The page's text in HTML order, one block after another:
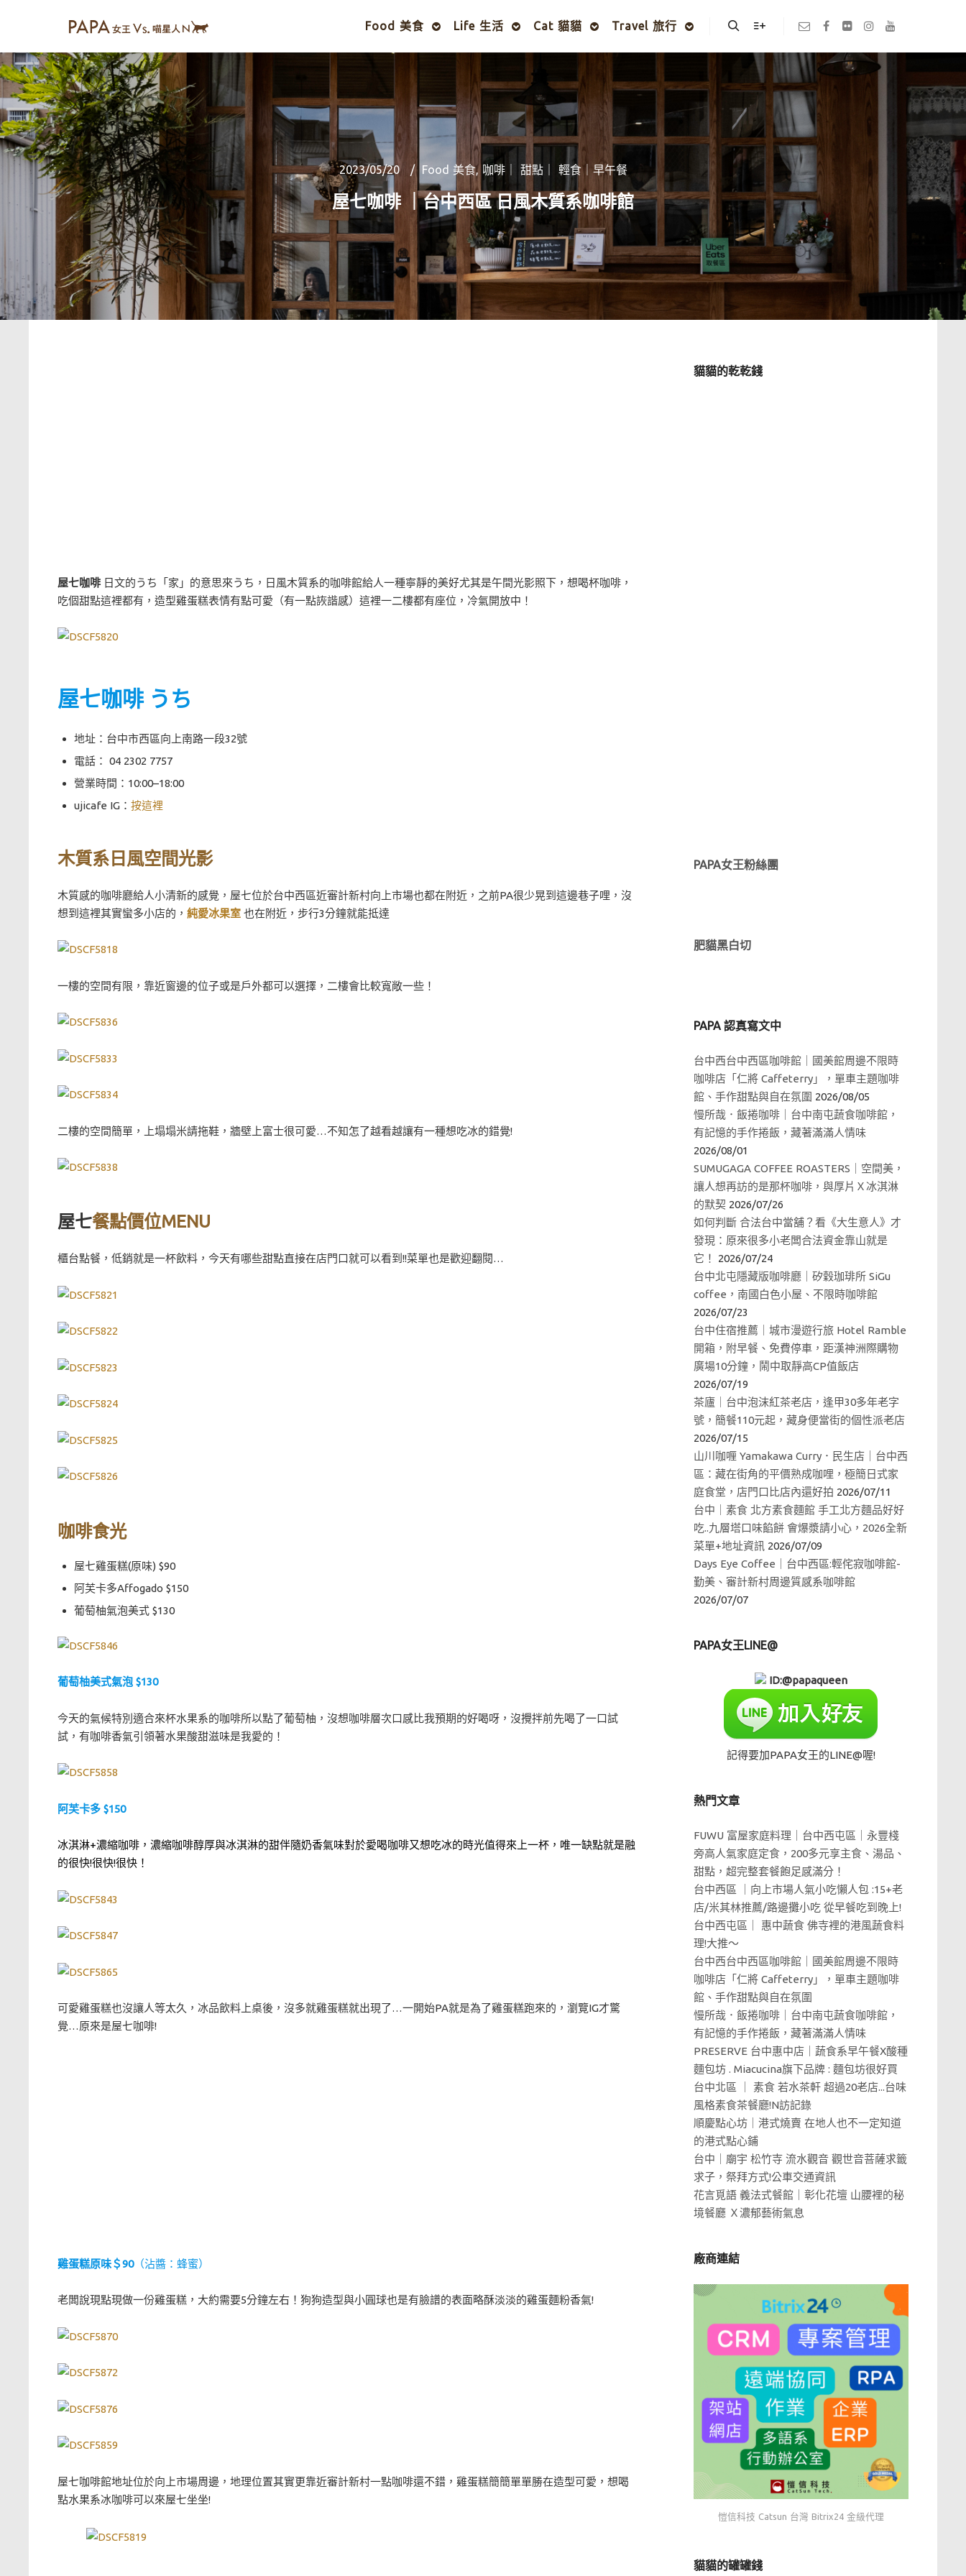
Food 美食 Life 生活 Cat 貓貓 Travel 旅行
2023/05/20 Food 美食, 咖啡｜ 甜點｜ 輕食｜早午餐
屋七咖啡 ｜台中西區 日風木質系咖啡館
屋七咖啡 日文的うち「家」的意思來うち，日風木質系的咖啡館給人一種寧靜的美好尤其是午間光影照下，想喝杯咖啡，
吃個甜點這裡都有，造型雞蛋糕表情有點可愛（有一點詼諧感）這裡一二樓都有座位，冷氣開放中！
屋七咖啡 うち
地址：台中市西區向上南路一段32號
電話： 04 2302 7757
營業時間：10:00–18:00
ujicafe IG： 按這裡
木質系日風空間光影
木質感的咖啡廳給人小清新的感覺，屋七位於台中西區近審計新村向上市場也都在附近，之前PA很少晃到這邊巷子哩，沒
想到這裡其實蠻多小店的， 純愛冰果室 也在附近，步行3分鐘就能抵達
一樓的空間有限，靠近窗邊的位子或是戶外都可以選擇，二樓會比較寬敞一些！
二樓的空間簡單，上塌塌米請拖鞋，牆壁上富士很可愛…不知怎了越看越讓有一種想吃冰的錯覺!
屋七餐點價位MENU
櫃台點餐，低銷就是一杯飲料，今天有哪些甜點直接在店門口就可以看到!!菜單也是歡迎翻閱…
咖啡食光
屋七雞蛋糕(原味) $90
阿芙卡多Affogado $150
葡萄柚氣泡美式 $130
葡萄柚美式氣泡 $130
今天的氣候特別適合來杯水果系的咖啡所以點了葡萄柚，沒想咖啡層次口感比我預期的好喝呀，沒攪拌前先喝了一口試
試，有咖啡香氣引領著水果酸甜滋味是我愛的！
阿芙卡多 $150
冰淇淋+濃縮咖啡，濃縮咖啡醇厚與冰淇淋的甜伴隨奶香氣味對於愛喝咖啡又想吃冰的時光值得來上一杯，唯一缺點就是融
的很快!很快!很快！
可愛雞蛋糕也沒讓人等太久，冰品飲料上桌後，沒多就雞蛋糕就出現了…一開始PA就是為了雞蛋糕跑來的，瀏覽IG才驚
覺…原來是屋七咖啡!
雞蛋糕原味＄90（沾醬：蜂蜜）
老闆說現點現做一份雞蛋糕，大約需要5分鐘左右！狗狗造型與小圓球也是有臉譜的表面略酥淡淡的雞蛋麵粉香氣!
屋七咖啡館地址位於向上市場周邊，地理位置其實更靠近審計新村一點咖啡還不錯，雞蛋糕簡簡單單勝在造型可愛，想喝
點水果系冰咖啡可以來屋七坐坐!
貓貓的乾乾錢
PAPA女王粉絲團
肥貓黑白切
PAPA 認真寫文中
台中西台中西區咖啡館｜國美館周邊不限時
咖啡店「仁將 Caffeterry」，單車主題咖啡
館、手作甜點與自在氛圍 2026/08/05
慢所哉．飯捲咖啡｜台中南屯蔬食咖啡館，
有記憶的手作捲飯，藏著滿滿人情味
2026/08/01
SUMUGAGA COFFEE ROASTERS｜空間美，
讓人想再訪的是那杯咖啡，與厚片Ｘ冰淇淋
的默契 2026/07/26
如何判斷 合法台中當舖？看《大生意人》才
發現：原來很多小老闆合法資金靠山就是
它！
2026/07/24
台中北屯隱藏版咖啡廳｜矽穀珈琲所 SiGu
coffee，南國白色小屋、不限時咖啡館
2026/07/23
台中住宿推薦｜城市漫遊行旅 Hotel Ramble
開箱，附早餐、免費停車，距漢神洲際購物
廣場10分鐘，鬧中取靜高CP值飯店
2026/07/19
茶廬｜台中泡沫紅茶老店，逢甲30多年老字
號，簡餐110元起，藏身便當街的個性派老店
2026/07/15
山川咖喱 Yamakawa Curry．民生店｜台中西
區：藏在街角的平價熟成咖哩，極簡日式家
庭食堂，店門口比店內還好拍 2026/07/11
台中｜素食 北方素食麵館 手工北方麵品好好
吃..九層塔口味餡餅 會爆漿請小心，2026全新
菜單+地址資訊 2026/07/09
Days Eye Coffee｜台中西區:輕侘寂咖啡館-
勤美、審計新村周邊質感系咖啡館
2026/07/07
PAPA女王LINE@
ID:@papaqueen
記得要加PAPA女王的LINE@喔!
熱門文章
FUWU 富屋家庭料理｜台中西屯區｜永豐棧
旁高人氣家庭定食，200多元享主食、湯品、
甜點，超完整套餐飽足感滿分！
台中西區 ｜向上市場人氣小吃懶人包 :15+老
店/米其林推薦/路邊攤小吃 從早餐吃到晚上!
台中西屯區｜ 惠中蔬食 佛寺裡的港風蔬食料
理!大推～
台中西台中西區咖啡館｜國美館周邊不限時
咖啡店「仁將 Caffeterry」，單車主題咖啡
館、手作甜點與自在氛圍
慢所哉．飯捲咖啡｜台中南屯蔬食咖啡館，
有記憶的手作捲飯，藏著滿滿人情味
PRESERVE 台中惠中店｜蔬食系早午餐X酸種
麵包坊 . Miacucina旗下品牌 : 麵包坊很好買
台中北區 ｜ 素食 若水茶軒 超過20老店...台味
風格素食茶餐廳!N訪記錄
順慶點心坊｜港式燒賣 在地人也不一定知道
的港式點心鋪
台中｜廟宇 松竹寺 流水觀音 觀世音菩薩求籤
求子，祭拜方式!公車交通資訊
花言覓語 義法式餐館｜彰化花壇 山腰裡的秘
境餐廳 Ｘ濃郁藝術氣息
廠商連結
愷信科技 Catsun 台灣 Bitrix24 金級代理
貓貓的罐罐錢